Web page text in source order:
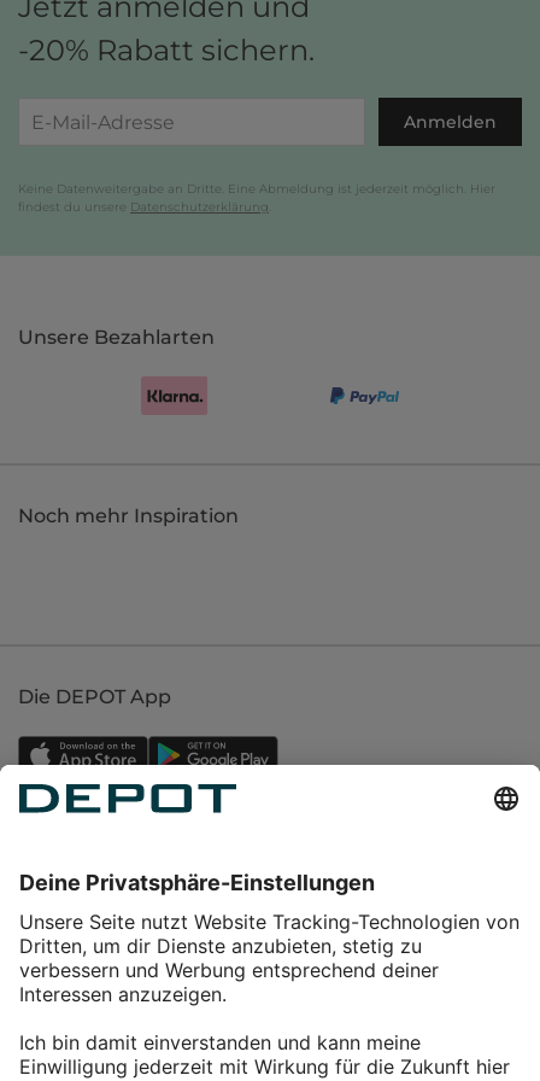
-20% Rabatt sichern.
Anmelden
Keine Datenweitergabe an Dritte. Eine Abmeldung ist jederzeit möglich. Hier
findest du unsere Datenschutzerklärung
Unsere Bezahlarten
Noch mehr Inspiration
Die DEPOT App
Service
Über DEPOT
Kontakt